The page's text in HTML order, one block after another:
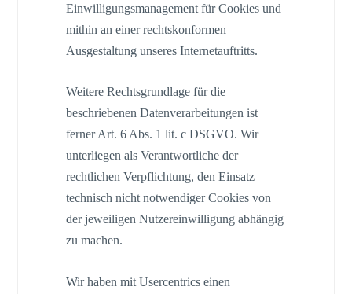
Einwilligungsmanagement für Cookies und
mithin an einer rechtskonformen
Ausgestaltung unseres Internetauftritts.
Weitere Rechtsgrundlage für die
beschriebenen Datenverarbeitungen ist
ferner Art. 6 Abs. 1 lit. c DSGVO. Wir
unterliegen als Verantwortliche der
rechtlichen Verpflichtung, den Einsatz
technisch nicht notwendiger Cookies von
der jeweiligen Nutzereinwilligung abhängig
zu machen.
Wir haben mit Usercentrics einen